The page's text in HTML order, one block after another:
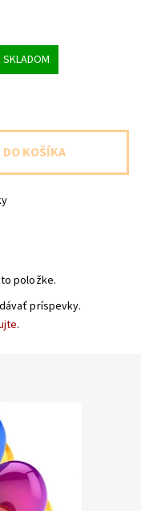
SKLADOM
položke.
príspevky.
.